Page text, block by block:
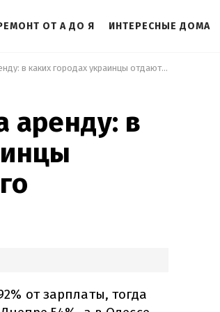
ОТ А ДО Я ИНТЕРЕСНЫЕ ДОМА
До 92% зарплаты на аренду: в каких городах украинцы отдают больше всего
аренду: в
от зарплаты, тогда